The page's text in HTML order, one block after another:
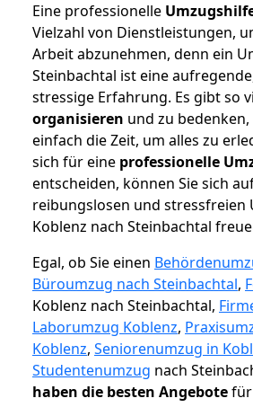
Eine professionelle
Vielzahl von Dienstleistungen,
Arbeit abzunehmen, denn ein
Steinbachtal ist eine
stressige Erfahrung. Es gibt so
organisieren und zu
einfach die Zeit, um alles zu
sich für eine professionelle
entscheiden, können Sie sich
reibungslosen und stressfreien
Koblenz nach Steinbachtal
Egal, ob Sie einen
Büroumzug nach Steinbachtal,
Koblenz nach Steinbachtal,
Laborumzug Koblenz,
Koblenz, Seniorenumzug in
Studentenumzug nach
haben die besten Angebotefür